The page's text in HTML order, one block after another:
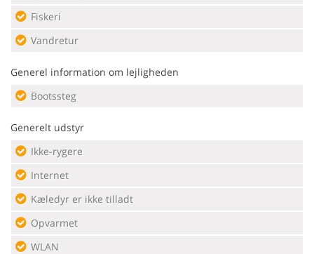
Fiskeri
Vandretur
Generel information om lejligheden
Bootssteg
Generelt udstyr
Ikke-rygere
Internet
Kæledyr er ikke tilladt
Opvarmet
WLAN